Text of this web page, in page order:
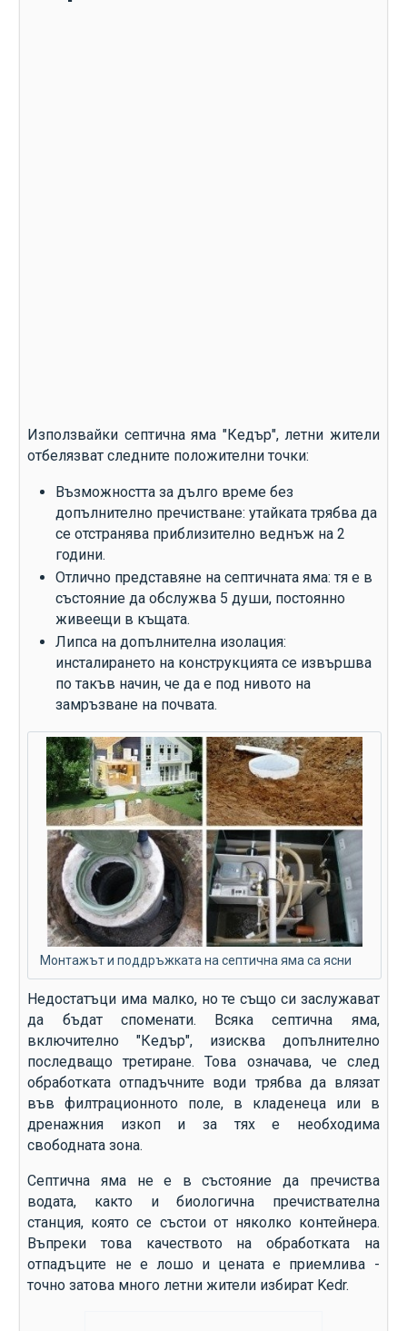
Използвайки септична яма "Кедър", летни жители
отбелязват следните положителни точки:
Възможността за дълго време без
допълнително пречистване: утайката трябва да
се отстранява приблизително веднъж на 2
години.
Отлично представяне на септичната яма: тя е в
състояние да обслужва 5 души, постоянно
живеещи в къщата.
Липса на допълнителна изолация:
инсталирането на конструкцията се извършва
по такъв начин, че да е под нивото на
замръзване на почвата.
Монтажът и поддръжката на септична яма са ясни
Недостатъци има малко, но те също си заслужават
да бъдат споменати. Всяка септична яма,
включително "Кедър", изисква допълнително
последващо третиране. Това означава, че след
обработката отпадъчните води трябва да влязат
във филтрационното поле, в кладенеца или в
дренажния изкоп и за тях е необходима
свободната зона.
Септична яма не е в състояние да пречиства
водата, както и биологична пречиствателна
станция, която се състои от няколко контейнера.
Въпреки това качеството на обработката на
отпадъците не е лошо и цената е приемлива -
точно затова много летни жители избират Kedr.